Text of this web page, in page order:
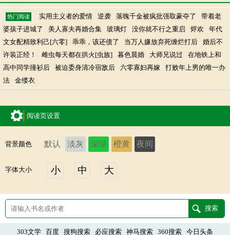
热门阅读 实用主义者的爱情 逆袭 落魄千金被疯批强取豪夺了
带着老
婆孩子进城了
美人寡夫再婚合集 玻璃灯 没你就不行之重启 烬欢
年代
文女配精致利己[六零]
乖乖，该还债了 当万人嫌放弃死缠烂打后
婚后不
许装正经！
雌虫每天都在拱火[虫族] 暮色晨婚 大师兄说过
在地铁上和
高中同学撞衫后
被迫委身清冷宿敌后 六零寡妇再嫁
打败年上男的唯一办
法
金缕衣
阅读页设置
背景颜色 默认 淡灰 深绿 橙黄 夜间
字体大小 小 中 大
303文学 百度 搜狗搜索 必应搜索 神马搜索 360搜索 今日头条